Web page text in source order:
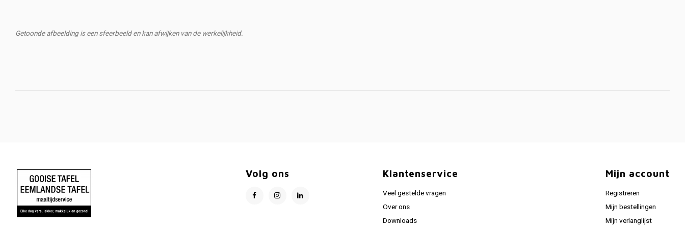
Getoonde afbeelding is een sfeerbeeld en kan afwijken van de werkelijkheid.
Volg ons Klantenservice
Veel gestelde vragen
Over ons
Downloads
Mijn account
Registreren
Mijn bestellingen
Mijn verlanglijst